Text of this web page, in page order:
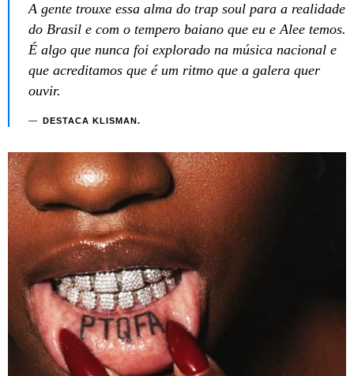
A gente trouxe essa alma do trap soul para a realidade
do Brasil e com o tempero baiano que eu e Alee temos.
É algo que nunca foi explorado na música nacional e
que acreditamos que é um ritmo que a galera quer
ouvir.
DESTACA KLISMAN.